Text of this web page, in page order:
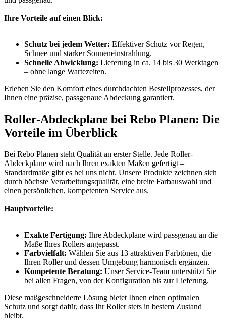
Ihre Vorteile auf einen Blick:
Schutz bei jedem Wetter: Effektiver Schutz vor Regen,
Schnee und starker Sonneneinstrahlung.
Schnelle Abwicklung: Lieferung in ca. 14 bis 30 Werktagen
– ohne lange Wartezeiten.
Erleben Sie den Komfort eines durchdachten Bestellprozesses, der
Ihnen eine präzise, passgenaue Abdeckung garantiert.
Roller-Abdeckplane bei Rebo Planen: Die
Vorteile im Überblick
Bei Rebo Planen steht Qualität an erster Stelle. Jede Roller-
Abdeckplane wird nach Ihren exakten Maßen gefertigt –
Standardmaße gibt es bei uns nicht. Unsere Produkte zeichnen sich
durch höchste Verarbeitungsqualität, eine breite Farbauswahl und
einen persönlichen, kompetenten Service aus.
Hauptvorteile:
Exakte Fertigung: Ihre Abdeckplane wird passgenau an die
Maße Ihres Rollers angepasst.
Farbvielfalt: Wählen Sie aus 13 attraktiven Farbtönen, die
Ihren Roller und dessen Umgebung harmonisch ergänzen.
Kompetente Beratung: Unser Service-Team unterstützt Sie
bei allen Fragen, von der Konfiguration bis zur Lieferung.
Diese maßgeschneiderte Lösung bietet Ihnen einen optimalen
Schutz und sorgt dafür, dass Ihr Roller stets in bestem Zustand
bleibt.